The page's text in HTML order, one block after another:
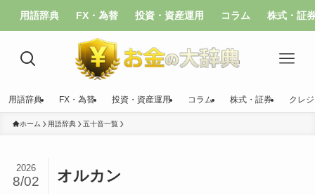
用語辞典 FX・為替 投資・資産運用 コラム 株式・証
用語辞典 FX・為替 投資・資産運用 コラム 株式・証券 クレ
ホーム 用語辞典 五十音一覧
オルカン
2026
8/02